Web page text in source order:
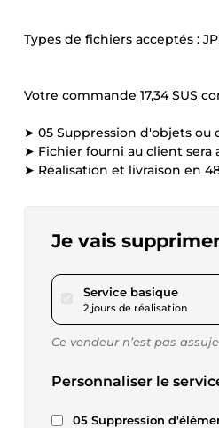
Types de fichiers acceptés :
Votre commande 17,34 $US
➤ 05 Suppression d'objets ou
➤ Fichier fourni au client sera
➤ Réalisation et livraison en
Je vais
Service basiquepour
2 jours de réalisation
Ce vendeur n’est pas
Personnaliser le
05 Suppression